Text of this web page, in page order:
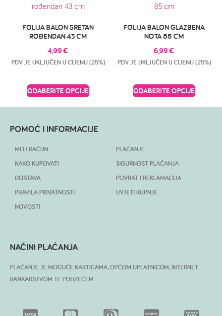
FOLIJA BALON SRETAN
ROĐENDAN 43 CM
4,99€
PDV JE UKLJUČEN U CIJENU (25%)
ODABERITE OPCIJE
FOLIJA BALON GLAZBENA
NOTA 85 CM
6,99€
PDV JE UKLJUČEN U CIJENU (25%)
ODABERITE OPCIJE
POMOĆ I INFORMACIJE
MOJ RAČUN
KAKO KUPOVATI
DOSTAVA
PRAVILA PRIVATNOSTI
NOVOSTI
PLAĆANJE
SIGURNOST PLAĆANJA
POVRAT I REKLAMACIJA
UVJETI KUPNJE
NAČINI PLAĆANJA
PLAĆANJE JE MOGUĆE KARTICAMA, OPĆOM UPLATNICOM, INTERNET
BANKARSTVOM TE POUZEĆEM